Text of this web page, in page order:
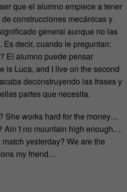
que el alumno empiece a tener
construcciones mecánicas y
general aunque no las
Es decir, cuando le preguntan:
El alumno puede pensar
is Luca, and I live on the second
deconstruyendo las frases y
partes que necesita.
She works hard for the money…
Ain´t no mountain high enough…
yesterday? We are the
my friend…